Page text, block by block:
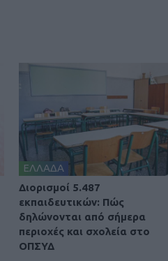
ΕΛΛΑΔΑ
Διορισμοί 5.487
εκπαιδευτικών: Πώς
δηλώνονται από σήμερα
περιοχές και σχολεία στο
ΟΠΣΥΔ